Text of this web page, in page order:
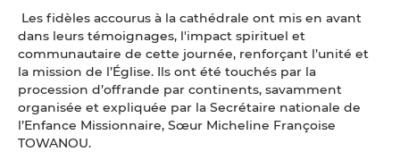
Les fidèles accourus à la cathédrale ont mis en avant
dans leurs témoignages, l'impact spirituel et
communautaire de cette journée, renforçant l’unité et
la mission de l’Église. Ils ont été touchés par la
procession d’offrande par continents, savamment
organisée et expliquée par la Secrétaire nationale de
l’Enfance Missionnaire, Sœur Micheline Françoise
TOWANOU.